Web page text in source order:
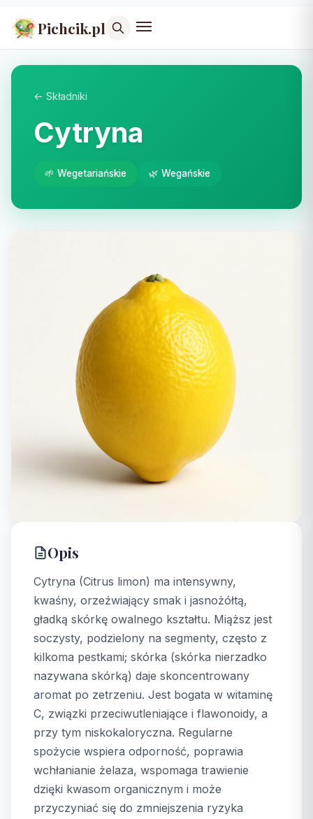
Pichcik.pl
← Składniki
Cytryna
🌱 Wegetariańskie 🌿 Wegańskie
Opis
Cytryna (Citrus limon) ma intensywny,
kwaśny, orzeźwiający smak i jasnożółtą,
gładką skórkę owalnego kształtu. Miąższ jest
soczysty, podzielony na segmenty, często z
kilkoma pestkami; skórka (skórka nierzadko
nazywana skórką) daje skoncentrowany
aromat po zetrzeniu. Jest bogata w witaminę
C, związki przeciwutleniające i flawonoidy, a
przy tym niskokaloryczna. Regularne
spożycie wspiera odporność, poprawia
wchłanianie żelaza, wspomaga trawienie
dzięki kwasom organicznym i może
przyczyniać się do zmniejszenia ryzyka